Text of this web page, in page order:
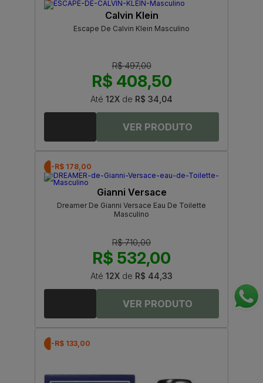
Calvin Klein
Escape De Calvin Klein Masculino
R$ 497,00
R$ 408,50
Até 12X de R$ 34,04
-R$ 178,00
Gianni Versace
Dreamer De Gianni Versace Eau De Toilette
Masculino
R$ 710,00
R$ 532,00
Até 12X de R$ 44,33
-R$ 133,00